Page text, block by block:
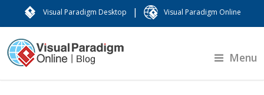
Visual Paradigm Desktop | Visual Paradigm Online
Menu